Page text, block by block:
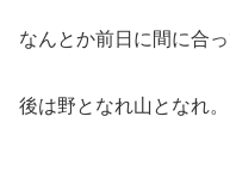
なんとか前日に間に合っ
後は野となれ山となれ。